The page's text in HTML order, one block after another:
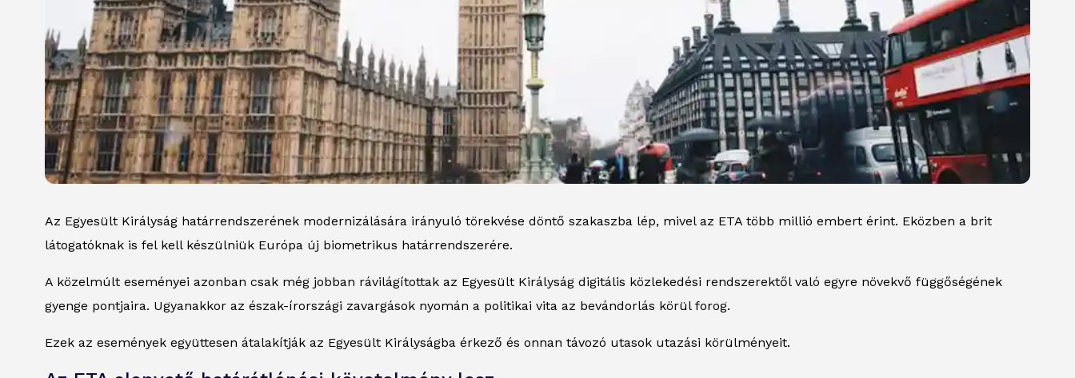
Az Egyesült Királyság határrendszerének modernizálására irányuló törekvése döntő szakaszba lép, mivel az ETA több millió embert érint. Eközben a brit
látogatóknak is fel kell készülniük Európa új biometrikus határrendszerére.
A közelmúlt eseményei azonban csak még jobban rávilágítottak az Egyesült Királyság digitális közlekedési rendszerektől való egyre növekvő függőségének
gyenge pontjaira. Ugyanakkor az észak-írországi zavargások nyomán a politikai vita az bevándorlás körül forog.
Ezek az események együttesen átalakítják az Egyesült Királyságba érkező és onnan távozó utasok utazási körülményeit.